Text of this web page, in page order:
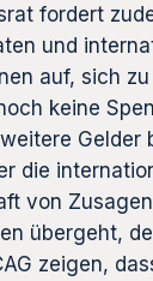
fordert
und
auf, sich
keine
Gelder
die
von
übergeht,
zeigen,